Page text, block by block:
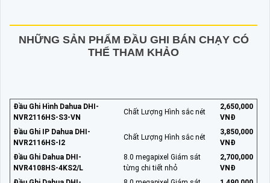
NHỮNG SẢN PHẨM ĐẦU GHI BÁN CHẠY CÓ
THỂ THAM KHẢO
Đầu Ghi Hình Dahua DHI-
NVR2116HS-S3-VN
Chất Lượng Hình sắc nét
2,650,000
VNĐ
Đầu Ghi IP Dahua DHI-
NVR2116HS-I2
Chất Lượng Hình sắc nét
3,850,000
VNĐ
Đầu Ghi Dahua DHI-
NVR4108HS-4KS2/L
8.0 megapixel Giám sát
từng chi tiết nhỏ
2,700,000
VNĐ